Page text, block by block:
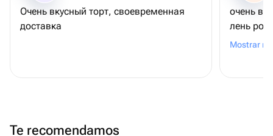
Очень вкусный торт, своевременная
доставка
очень
лень
Mostrar
Te recomendamos